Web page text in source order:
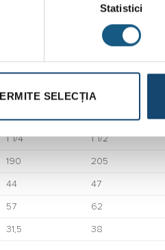
Statistici
SELECȚIA
AIR80 3/8”
1”1/4 1”1/2
190 205
44 47
57 62
31,5 38